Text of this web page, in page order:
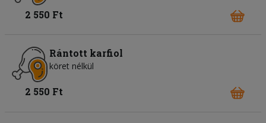
2 550 Ft
Rántott karfiol
köret nélkül
2 550 Ft